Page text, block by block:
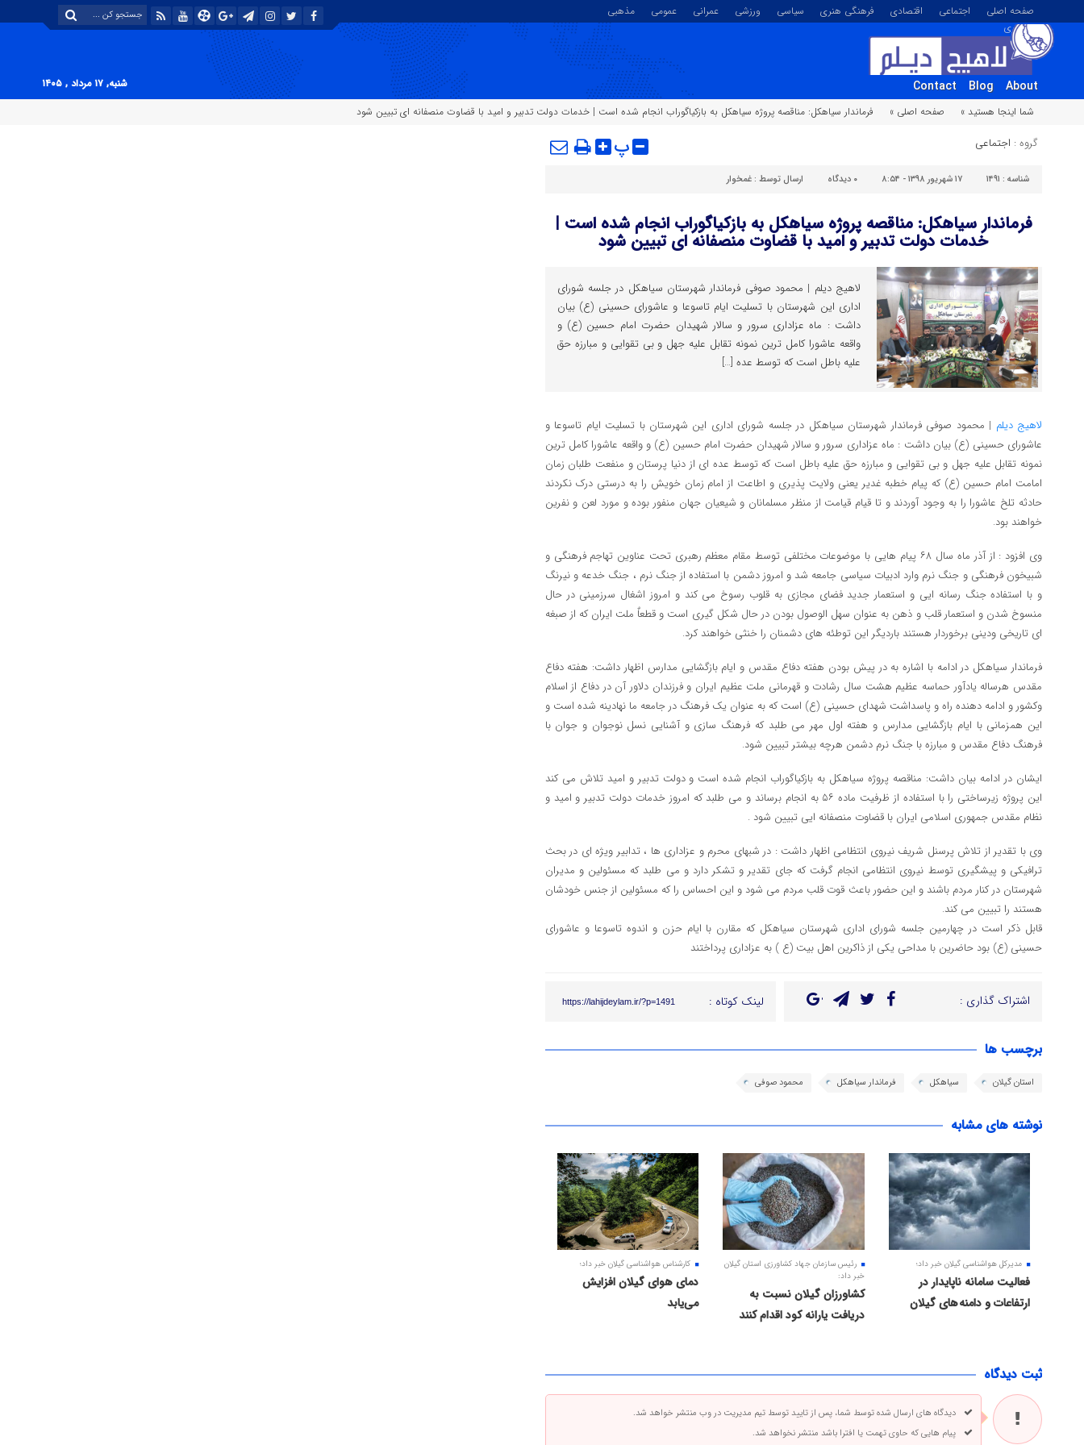
صفحه اصلی اجتماعی اقتصادی فرهنگی هنری سیاسی ورزشی عمرانی عمومی
مذهبی
تصویری
About
Blog
Contact
شنبه, ۱۷ مرداد , ۱۴۰۵
شما اینجا هستید »
صفحه اصلی » فرماندار سیاهکل: مناقصه پروژه سیاهکل به بازکیاگوراب انجام شده است | خدمات دولت تدبیر و امید با قضاوت منصفانه ای تبیین شود
گروه : اجتماعی پ
شناسه : ۱۴۹۱ ۱۷ شهریور ۱۳۹۸ - ۸:۵۴ ۰ دیدگاه ارسال توسط : غمخوار
فرماندار سیاهکل: مناقصه پروژه سیاهکل به بازکیاگوراب انجام شده است |
خدمات دولت تدبیر و امید با قضاوت منصفانه ای تبیین شود
لاهیج دیلم | محمود صوفی فرماندار شهرستان سیاهکل در جلسه شورای
اداری این شهرستان با تسلیت ایام تاسوعا و عاشورای حسینی (ع) بیان
داشت : ماه عزاداری سرور و سالار شهیدان حضرت امام حسین (ع) و
واقعه عاشورا کامل ترین نمونه تقابل علیه جهل و بی تقوایی و مبارزه حق
علیه باطل است که توسط عده […]
لاهیج دیلم | محمود صوفی فرماندار شهرستان سیاهکل در جلسه شورای اداری این شهرستان با تسلیت ایام تاسوعا و
عاشورای حسینی (ع) بیان داشت : ماه عزاداری سرور و سالار شهیدان حضرت امام حسین (ع) و واقعه عاشورا کامل ترین
نمونه تقابل علیه جهل و بی تقوایی و مبارزه حق علیه باطل است که توسط عده ای از دنیا پرستان و منفعت طلبان زمان
امامت امام حسین (ع) که پیام خطبه غدیر یعنی ولایت پذیری و اطاعت از امام زمان خویش را به درستی درک نکردند
حادثه تلخ عاشورا را به وجود آوردند و تا قیام قیامت از منظر مسلمانان و شیعیان جهان منفور بوده و مورد لعن و نفرین
خواهند بود.
وی افزود : از آذر ماه سال ۶۸ پیام هایی با موضوعات مختلفی توسط مقام معظم رهبری تحت عناوین تهاجم فرهنگی و
شبیخون فرهنگی و جنگ نرم وارد ادبیات سیاسی جامعه شد و امروز دشمن با استفاده از جنگ نرم ، جنگ خدعه و نیرنگ
و با استفاده جنگ رسانه ایی و استعمار جدید فضای مجازی به قلوب رسوخ می کند و امروز اشغال سرزمینی در حال
منسوخ شدن و استعمار قلب و ذهن به عنوان سهل الوصول بودن در حال شکل گیری است و قطعاٌ ملت ایران که از صبغه
ای تاریخی ودینی برخوردار هستند باردیگر این توطئه های دشمنان را خنثی خواهند کرد.
فرماندار سیاهکل در ادامه با اشاره به در پیش بودن هفته دفاع مقدس و ایام بازگشایی مدارس اظهار داشت: هفته دفاع
مقدس هرساله یادآور حماسه عظیم هشت سال رشادت و قهرمانى ملت عظیم ایران ‏و فرزندان دلاور آن در دفاع از اسلام
وکشور و ادامه دهنده راه و پاسداشت شهدای حسینی (ع) است که به عنوان یک فرهنگ در جامعه ما نهادینه شده است و
این همزمانی با ایام بازگشایی مدارس و هفته اول مهر می طلبد که فرهنگ سازی و آشنایی نسل نوجوان و جوان با
فرهنگ دفاع مقدس و مبارزه با جنگ نرم دشمن هرچه بیشتر تبیین شود.
ایشان در ادامه بیان داشت: مناقصه پروژه سیاهکل به بازکیاگوراب انجام شده است و دولت تدبیر و امید تلاش می کند
این پروژه زیرساختی را با استفاده از ظرفیت ماده ۵۶ به انجام برساند و می طلبد که امروز خدمات دولت تدبیر و امید و
نظام مقدس جمهوری اسلامی ایران با قضاوت منصفانه ایی تبیین شود .
وی با تقدیر از تلاش پرسنل شریف نیروی انتظامی اظهار داشت : در شبهای محرم و عزاداری ها ، تدابیر ویژه ای در بحث
ترافیکی و پیشگیری توسط نیروی انتظامی انجام گرفت که جای تقدیر و تشکر دارد و می طلبد که مسئولین و مدیران
شهرستان در کنار مردم باشند و این حضور باعث قوت قلب مردم می شود و این احساس را که مسئولین از جنس خودشان
هستند را تبیین می کند.
قابل ذکر است در چهارمین جلسه شورای اداری شهرستان سیاهکل که مقارن با ایام حزن و اندوه تاسوعا و عاشورای
حسینی (ع) بود حاضرین با مداحی یکی از ذاکرین اهل بیت (ع ) به عزاداری پرداختند
اشتراک گذاری : لینک کوتاه : https://lahijdeylam.ir/?p=1491
برچسب ها
استان گیلان سیاهکل فرماندار سیاهکل محمود صوفی
نوشته های مشابه
مدیرکل هواشناسی گیلان خبر داد؛
فعالیت سامانه ناپایدار در
ارتفاعات و دامنه های گیلان
رئیس سازمان جهاد کشاورزی استان گیلان
خبر داد:
کشاورزان گیلان نسبت به
دریافت یارانه کود اقدام کنند
کارشناس هواشناسی گیلان خبر داد؛
دمای هوای گیلان افزایش
می‌یابد
ثبت دیدگاه
دیدگاه های ارسال شده توسط شما، پس از تایید توسط تیم مدیریت در وب منتشر خواهد شد.
پیام هایی که حاوی تهمت یا افترا باشد منتشر نخواهد شد.